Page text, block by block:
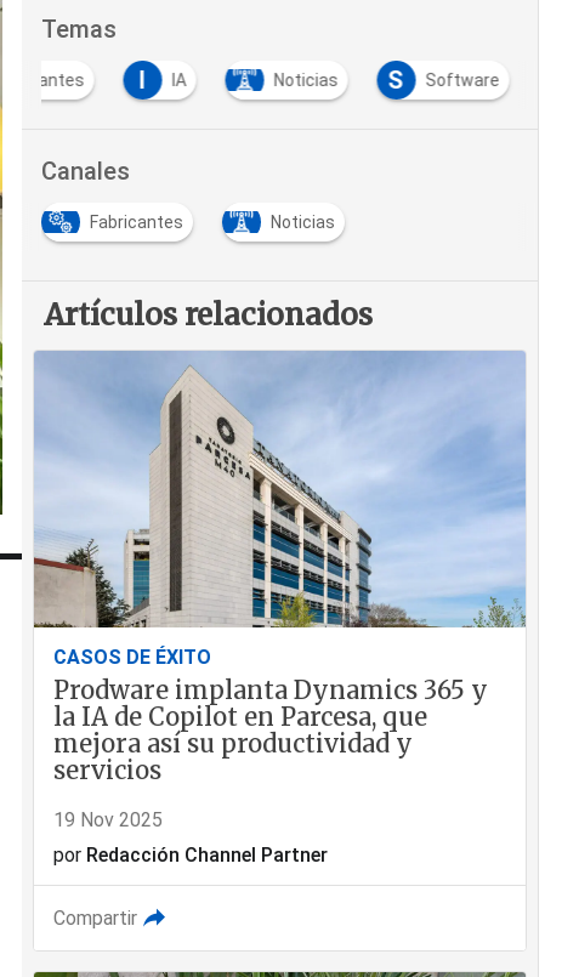
Temas
fabricantes I IA Noticias S Software
Canales
Fabricantes Noticias
Artículos relacionados
CASOS DE ÉXITO
Prodware implanta Dynamics 365 y
la IA de Copilot en Parcesa, que
mejora así su productividad y
servicios
19 Nov 2025
por Redacción Channel Partner
Compartir